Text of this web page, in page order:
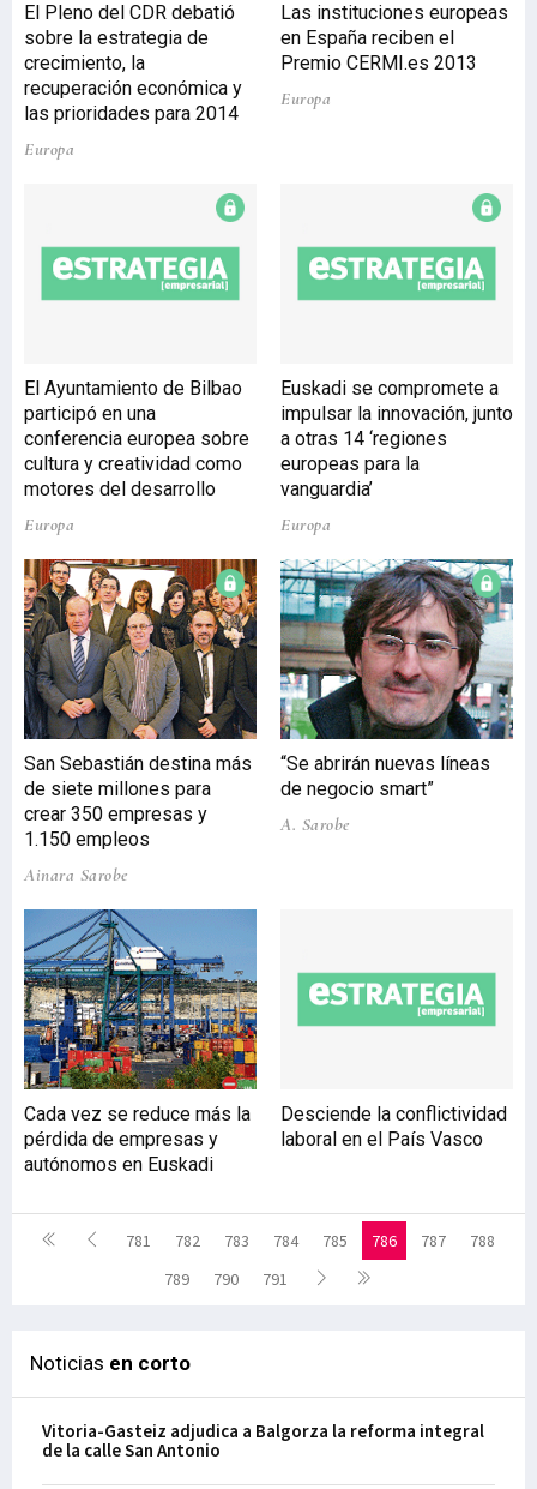
según informa Aquí
Europa. La Comisión
Europea ha reiterado que
el programa de asistencia
Los recelos no se debían
situación del sector
bancario, sino a la
hasta el momento.
Fuentes de la UE han
recordado que dado el gran
tamaño
El Pleno del CDR debatió
sobre la estrategia de
crecimiento, la
recuperación económica y
las prioridades para 2014
Europa
Las instituciones europeas
en España reciben el
Premio CERMI.es 2013
Europa
El Ayuntamiento de Bilbao
participó en una
conferencia europea sobre
cultura y creatividad como
motores del desarrollo
Europa
Euskadi se compromete a
impulsar la innovación, junto
a otras 14 ‘regiones
europeas para la
vanguardia’
Europa
San Sebastián destina más
de siete millones para
crear 350 empresas y
1.150 empleos
Ainara Sarobe
“Se abrirán nuevas líneas
de negocio smart”
A. Sarobe
Cada vez se reduce más la
pérdida de empresas y
autónomos en Euskadi
Desciende la conflictividad
laboral en el País Vasco
781 782 783 784 785 786 787
788
789
790 791
Noticias en corto
Vitoria-Gasteiz adjudica a Balgorza la reforma integral
de la calle San Antonio